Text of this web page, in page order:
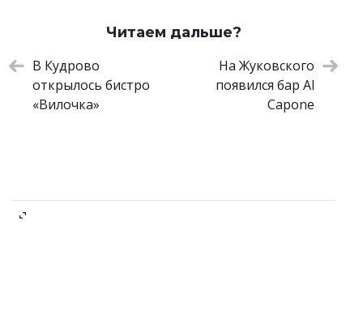
Читаем дальше?
В Кудрово
открылось бистро
«Вилочка»
На Жуковского
появился бар Al
Capone